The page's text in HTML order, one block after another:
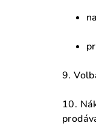
9.
10.